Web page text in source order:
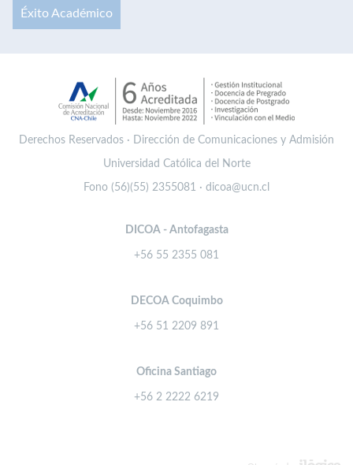
Éxito Académico
Derechos Reservados · Dirección de Comunicaciones y Admisión
Universidad Católica del Norte
Fono (56)(55) 2355081 · dicoa@ucn.cl
DICOA - Antofagasta
+56 55 2355 081
DECOA Coquimbo
+56 51 2209 891
Oficina Santiago
+56 2 2222 6219